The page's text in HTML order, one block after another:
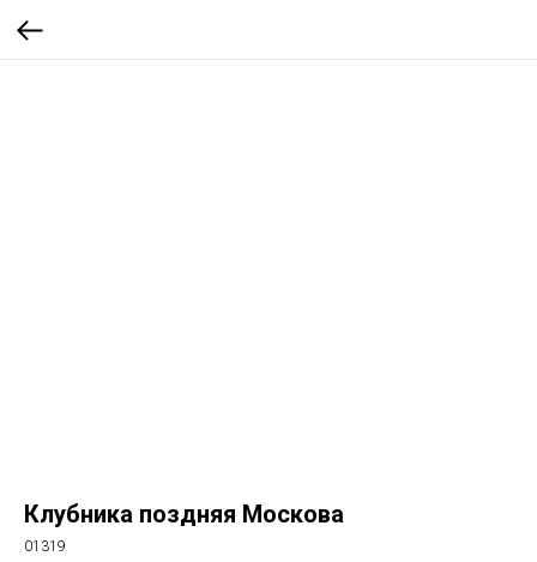
Клубника поздняя Москова
01319